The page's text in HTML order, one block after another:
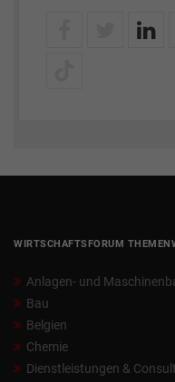
WIRTSCHAFTSFORUM
Anlagen- und
Bau
Belgien
Chemie
Dienstleistungen &